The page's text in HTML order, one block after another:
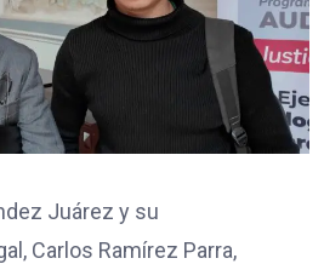
Juárez y su
Carlos Ramírez Parra,